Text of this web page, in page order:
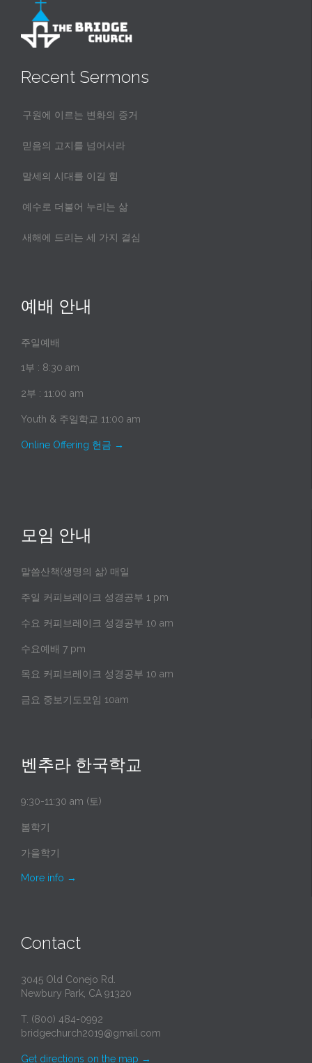
Recent Sermons
구원에 이르는 변화의 증거
믿음의 고지를 넘어서라
말세의 시대를 이길 힘
예수로 더불어 누리는 삶
새해에 드리는 세 가지 결심
예배 안내
주일예배
1부 : 8:30 am
2부 : 11:00 am
Youth & 주일학교 11:00 am
Online Offering 헌금 →
모임 안내
말씀산책(생명의 삶) 매일
주일 커피브레이크 성경공부 1 pm
수요 커피브레이크 성경공부 10 am
수요예배 7 pm
목요 커피브레이크 성경공부 10 am
금요 중보기도모임 10am
벤추라 한국학교
9:30-11:30 am (토)
봄학기
가을학기
More info →
Contact
3045 Old Conejo Rd.
Newbury Park, CA 91320
T. (800) 484-0992
bridgechurch2019@gmail.com
Get directions on the map →